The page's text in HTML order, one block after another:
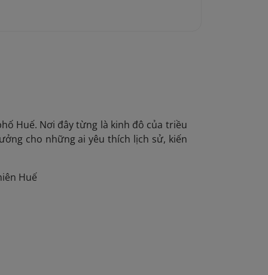
Huế. Nơi đây từng là kinh đô của triều
cho những ai yêu thích lịch sử, kiến
Huế